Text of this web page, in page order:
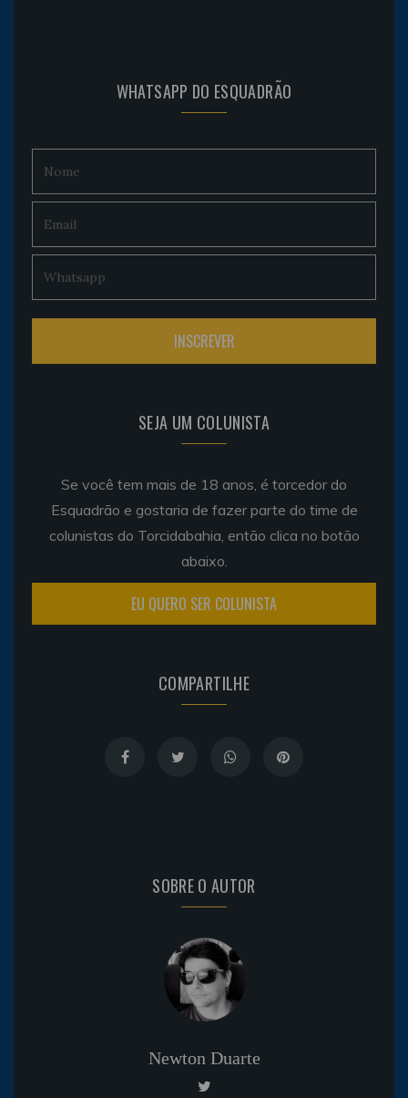
WHATSAPP DO ESQUADRÃO
SEJA UM COLUNISTA
Se você tem mais de 18 anos, é torcedor do
Esquadrão e gostaria de fazer parte do time de
colunistas do Torcidabahia, então clica no botão
abaixo.
EU QUERO SER COLUNISTA
COMPARTILHE
SOBRE O AUTOR
Newton Duarte